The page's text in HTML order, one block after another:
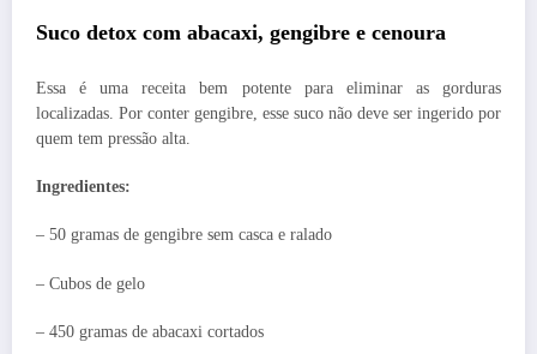
Suco detox com abacaxi, gengibre e cenoura
Essa é uma receita bem potente para eliminar as gorduras
localizadas. Por conter gengibre, esse suco não deve ser ingerido por
quem tem pressão alta.
Ingredientes:
– 50 gramas de gengibre sem casca e ralado
– Cubos de gelo
– 450 gramas de abacaxi cortados